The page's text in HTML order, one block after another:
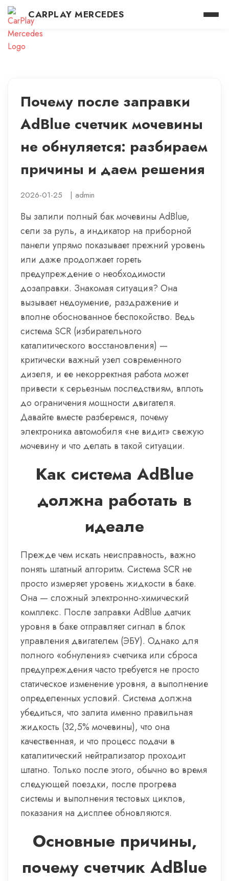
CARPLAY MERCEDES
Почему после заправки
AdBlue счетчик мочевины
не обнуляется: разбираем
причины и даем решения
2026-01-25 | admin
Вы залили полный бак мочевины AdBlue,
сели за руль, а индикатор на приборной
панели упрямо показывает прежний уровень
или даже продолжает гореть
предупреждение о необходимости
дозаправки. Знакомая ситуация? Она
вызывает недоумение, раздражение и
вполне обоснованное беспокойство. Ведь
система SCR (избирательного
каталитического восстановления) —
критически важный узел современного
дизеля, и ее некорректная работа может
привести к серьезным последствиям, вплоть
до ограничения мощности двигателя.
Давайте вместе разберемся, почему
электроника автомобиля «не видит» свежую
мочевину и что делать в такой ситуации.
Как система AdBlue
должна работать в
идеале
Прежде чем искать неисправность, важно
понять штатный алгоритм. Система SCR не
просто измеряет уровень жидкости в баке.
Она — сложный электронно-химический
комплекс. После заправки AdBlue датчик
уровня в баке отправляет сигнал в блок
управления двигателем (ЭБУ). Однако для
полного «обнуления» счетчика или сброса
предупреждения часто требуется не просто
статическое изменение уровня, а выполнение
определенных условий. Система должна
убедиться, что залита именно правильная
жидкость (32,5% мочевины), что она
качественная, и что процесс подачи в
каталитический нейтрализатор проходит
штатно. Только после этого, обычно во время
следующей поездки, после прогрева
системы и выполнения тестовых циклов,
показания на дисплее обновляются.
Основные причины,
почему счетчик AdBlue